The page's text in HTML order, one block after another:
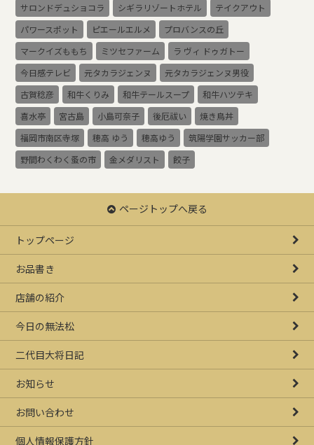
サロンドデュショコラ
シギラリゾートホテル
テイクアウト
パワースポット
ピエールエルメ
プロバンスの丘
マークイズももち
ミツセファーム
ラ ヴィ ドゥガトー
今日感テレビ
元タカラジェンヌ
元タカラジェンヌ男役
古賀稔彦
和牛くりみ 和牛テールスープ
和牛ハツテキ
喜水亭
宮古島 小島可奈子 後厄祓い
焼き鳥丼
福岡市南区寺塚
穂高 ゆう 穂高ゆう
筑陽学園サッカー部
野間わくわく蚤の市
金メダリスト 餃子
ページトップへ戻る
トップページ
お品書き
店舗の紹介
今日の無法松
二代目大将日記
お知らせ
お問い合わせ
個人情報保護方針